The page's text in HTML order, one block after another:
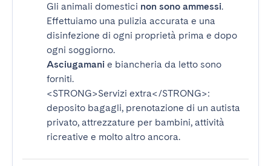
Gli animali domestici non sono ammessi.
Effettuiamo una pulizia accurata e una
disinfezione di ogni proprietà prima e dopo
ogni soggiorno.
Asciugamani e biancheria da letto sono
forniti.
<STRONG>Servizi extra</STRONG>:
deposito bagagli, prenotazione di un autista
privato, attrezzature per bambini, attività
ricreative e molto altro ancora.